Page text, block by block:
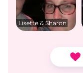
Lisette & Sharon